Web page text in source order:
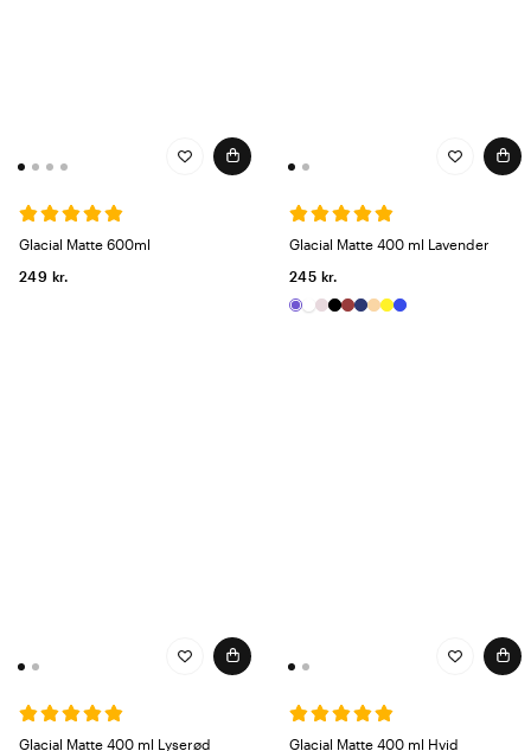
Glacial Matte 600ml
249 kr.
Glacial Matte 400 ml Lavender
245 kr.
Glacial Matte 400 ml Lyserød
Glacial Matte 400 ml Hvid